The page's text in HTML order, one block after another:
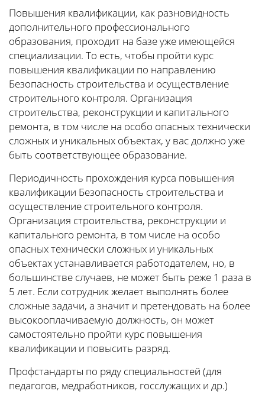
Повышения квалификации, как разновидность
дополнительного профессионального
образования, проходит на базе уже имеющейся
специализации. То есть, чтобы пройти курс
повышения квалификации по направлению
Безопасность строительства и осуществление
строительного контроля. Организация
строительства, реконструкции и капитального
ремонта, в том числе на особо опасных технически
сложных и уникальных объектах, у вас должно уже
быть соответствующее образование.
Периодичность прохождения курса повышения
квалификации Безопасность строительства и
осуществление строительного контроля.
Организация строительства, реконструкции и
капитального ремонта, в том числе на особо
опасных технически сложных и уникальных
объектах устанавливается работодателем, но, в
большинстве случаев, не может быть реже 1 раза в
5 лет. Если сотрудник желает выполнять более
сложные задачи, а значит и претендовать на более
высокооплачиваемую должность, он может
самостоятельно пройти курс повышения
квалификации и повысить разряд.
Профстандарты по ряду специальностей (для
педагогов, медработников, госслужащих и др.)